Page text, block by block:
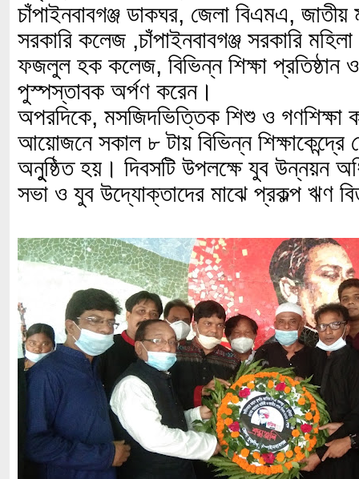
চাঁপাইনবাবগঞ্জ ডাকঘর, জেলা বিএমএ, জাতীয়
সরকারি কলেজ ,চাঁপাইনবাবগঞ্জ সরকারি
ফজলুল হক কলেজ, বিভিন্ন শিক্ষা প্রতিষ্ঠান
পুস্পস্তাবক অর্পণ করেন।
অপরদিকে, মসজিদভিত্তিক শিশু ও গণশিক্ষা
আয়োজনে সকাল ৮ টায় বিভিন্ন শিক্ষাকেন্দ্রে
অনুুষ্ঠিত হয়। দিবসটি উপলক্ষে যুব উন্নয়ন
সভা ও যুব উদ্যোক্তাদের মাঝে প্রকল্প ঋণ